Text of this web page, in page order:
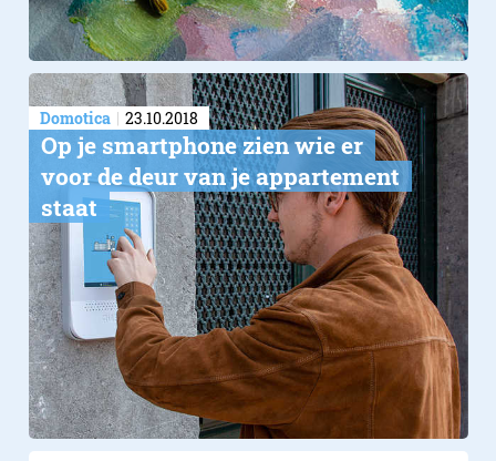
Domotica 23.10.2018
Op je smartphone zien wie er
voor de deur​ van je appartement
staat